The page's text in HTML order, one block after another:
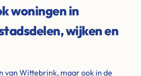
woningen in
wijken en
van Wittebrink, maar ook in de